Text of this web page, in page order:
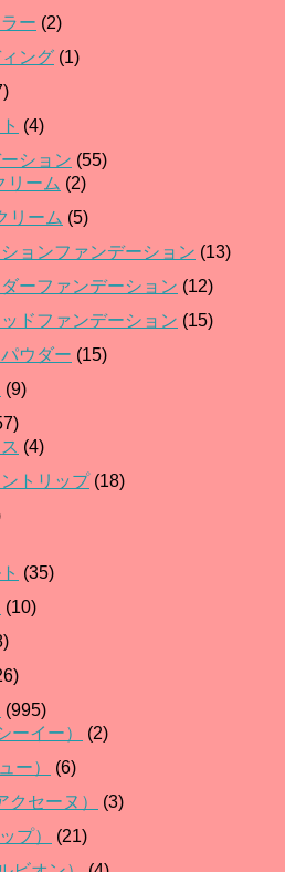
ー (2)
ング (1)
(4)
ション (55)
リーム (2)
リーム (5)
ョンファンデーション (13)
ーファンデーション (12)
ッドファンデーション (15)
ウダー (15)
(9)
(4)
トリップ(18)
(35)
(10)
(995)
ーイー）
(2)
ー）
(6)
セーヌ）
(3)
プ）
(21)